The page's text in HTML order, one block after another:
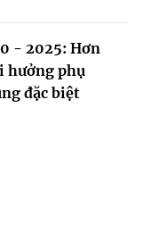
- 2025: Hơn
hưởng phụ
đặc biệt